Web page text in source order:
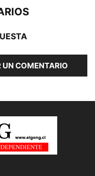
UN COMENTARIO